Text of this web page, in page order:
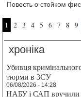
Повесть о стойком
Страницы
1 2 3 4 5 6 7 8 9
хроніка
Убивця
тюрми в ЗСУ
06/08/2026 - 14:28
НАБУ і САП вручили